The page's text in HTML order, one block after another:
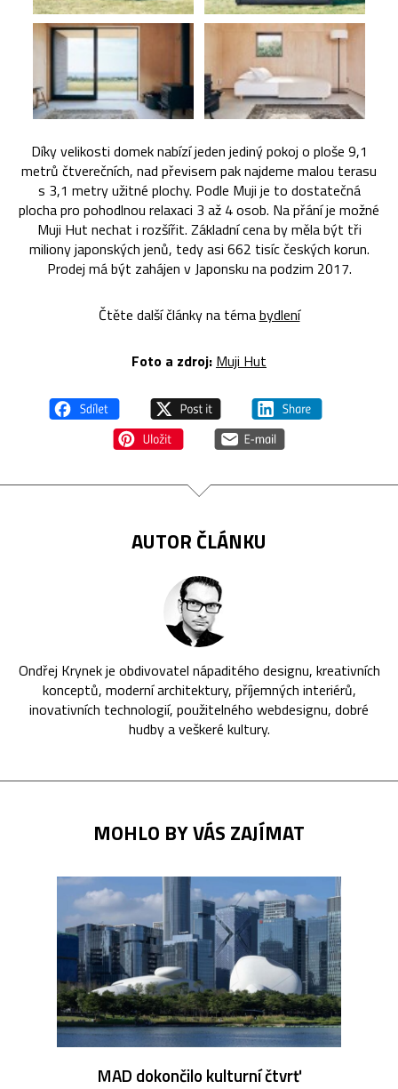
Díky velikosti domek nabízí jeden jediný pokoj o ploše 9,1
metrů čtverečních, nad převisem pak najdeme malou terasu
s 3,1 metry užitné plochy. Podle Muji je to dostatečná
plocha pro pohodlnou relaxaci 3 až 4 osob. Na přání je možné
Muji Hut nechat i rozšířit. Základní cena by měla být tři
miliony japonských jenů, tedy asi 662 tisíc českých korun.
Prodej má být zahájen v Japonsku na podzim 2017.
Čtěte další články na témabydlení
Foto a zdroj: Muji Hut
AUTOR ČLÁNKU
Ondřej Krynek je obdivovatel nápaditého designu, kreativních
konceptů, moderní architektury, příjemných interiérů,
inovativních technologií, použitelného webdesignu, dobré
hudby a veškeré kultury.
MOHLO BY VÁS ZAJÍMAT
MAD dokončilo kulturní čtvrť